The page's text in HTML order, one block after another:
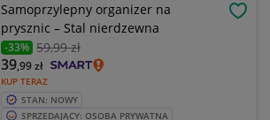
Samoprzylepny organizer na
prysznic – Stal nierdzewna
-33% 59,99 zł
KUP TERAZ
39,99zł
STAN: NOWY
SPRZEDAJĄCY: OSOBA PRYWATNA